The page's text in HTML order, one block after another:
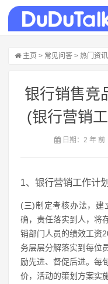
主页 > 常见问答 > 热门资讯
银行销售竞
(银行营销
日期：2 年 前
1、银行营销工作计
(三)制定考核办法，建
确，责任落实到人，将
销部门人员的绩效工资
务层层分解落实到每位
励先进、督促后进。每
价，活动的策划方案实